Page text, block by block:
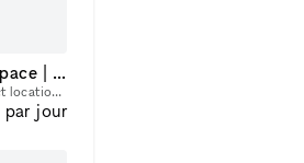
Central & Spacious Gallery Space | Showroom | Pop Up Location
With our space you will find the perfect location for any type of event. Whether it's workshops, dinners, pop-ups, photoshoots or small gatherings. Our venue is located on Karl-Marx-Allee, in Berlin
par jour